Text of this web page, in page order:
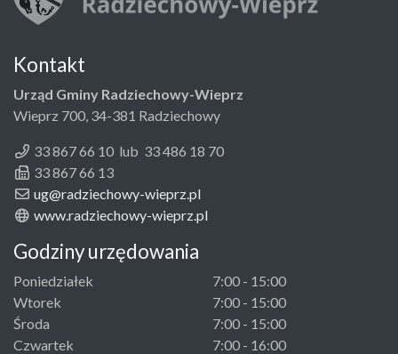
Kontakt
Urząd Gminy Radziechowy-Wieprz
Wieprz 700, 34-381 Radziechowy
33 867 66 10 lub 33 486 18 70
33 867 66 13
ug@radziechowy-wieprz.pl
www.radziechowy-wieprz.pl
Godziny urzędowania
Poniedziałek
7:00 - 15:00
Wtorek
7:00 - 15:00
Środa
7:00 - 15:00
Czwartek
7:00 - 16:00